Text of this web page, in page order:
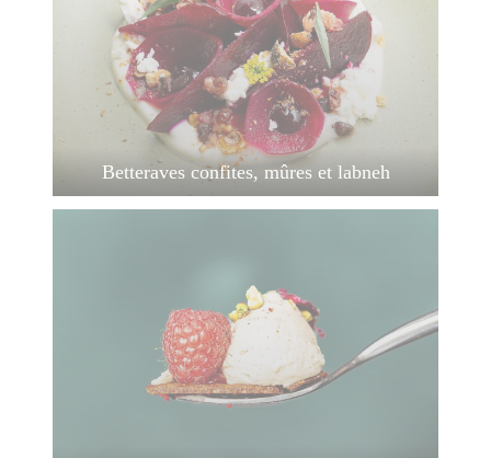
Betteraves confites, mûres et labneh